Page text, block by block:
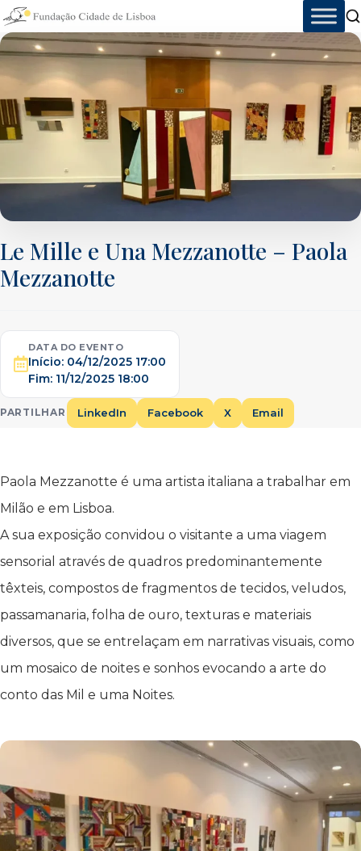
Skip
to
content
Le Mille e Una Mezzanotte – Paola
Mezzanotte
DATA DO EVENTO
Início: 04/12/2025 17:00
Fim: 11/12/2025 18:00
PARTILHAR LinkedIn Facebook X Email
Paola Mezzanotte é uma artista italiana a trabalhar em
Milão e em Lisboa.
A sua exposição convidou o visitante a uma viagem
sensorial através de quadros predominantemente
têxteis, compostos de fragmentos de tecidos, veludos,
passamanaria, folha de ouro, texturas e materiais
diversos, que se entrelaçam em narrativas visuais, como
um mosaico de noites e sonhos evocando a arte do
conto das Mil e uma Noites.